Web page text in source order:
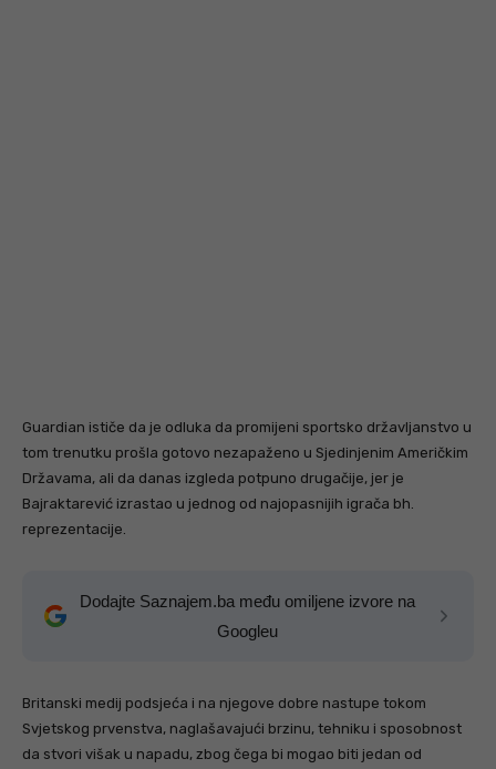
Guardian ističe da je odluka da promijeni sportsko državljanstvo u
tom trenutku prošla gotovo nezapaženo u Sjedinjenim Američkim
Državama, ali da danas izgleda potpuno drugačije, jer je
Bajraktarević izrastao u jednog od najopasnijih igrača bh.
reprezentacije.
Dodajte Saznajem.ba među omiljene izvore na
Googleu
Britanski medij podsjeća i na njegove dobre nastupe tokom
Svjetskog prvenstva, naglašavajući brzinu, tehniku i sposobnost
da stvori višak u napadu, zbog čega bi mogao biti jedan od